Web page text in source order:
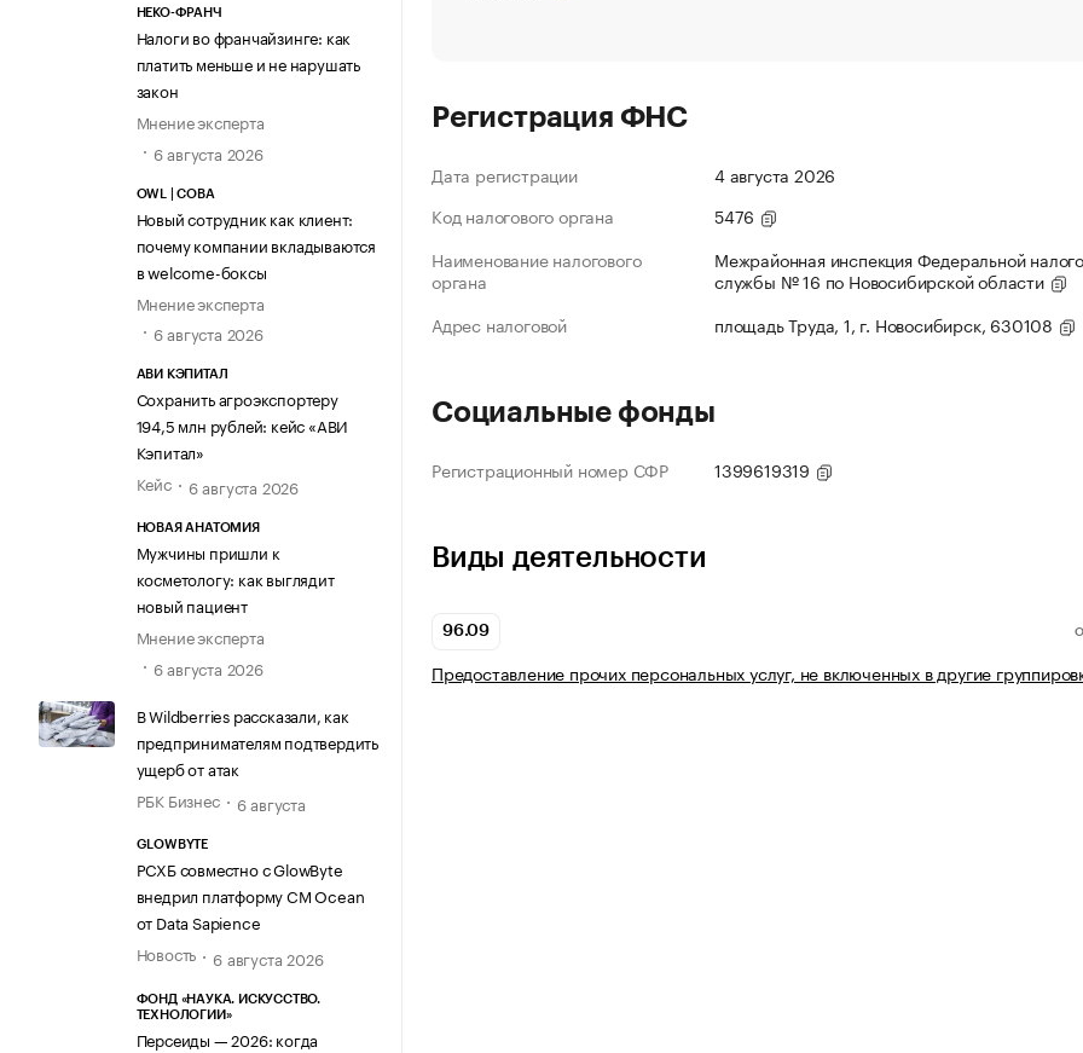
НЕКО-ФРАНЧ
Налоги во франчайзинге: как
платить меньше и не нарушать
закон
Мнение эксперта
6 августа 2026
OWL | СОВА
Новый сотрудник как клиент:
почему компании вкладываются
в welcome-боксы
Мнение эксперта
6 августа 2026
АВИ КЭПИТАЛ
Сохранить агроэкспортеру
194,5 млн рублей: кейс «АВИ
Кэпитал»
Кейс
6 августа 2026
НОВАЯ АНАТОМИЯ
Мужчины пришли к
косметологу: как выглядит
новый пациент
Мнение эксперта
6 августа 2026
В Wildberries рассказали, как
предпринимателям подтвердить
ущерб от атак
РБК Бизнес
6 августа
GLOWBYTE
РСХБ совместно с GlowByte
внедрил платформу CM Ocean
от Data Sapience
Новость
6 августа 2026
ФОНД «НАУКА. ИСКУССТВО.
ТЕХНОЛОГИИ»
Персеиды — 2026: когда
Регистрация ФНС
Дата регистрации
4 августа 2026
Код налогового органа
5476
Наименование налогового
органа
Межрайонная инспекция Федеральной
службы № 16 по Новосибирской области
Адрес налоговой
площадь Труда, 1, г. Новосибирск, 630108
Социальные фонды
Регистрационный номер СФР 1399619319
Виды деятельности
96.09
Предоставление прочих персональных услуг, не включенных в другие